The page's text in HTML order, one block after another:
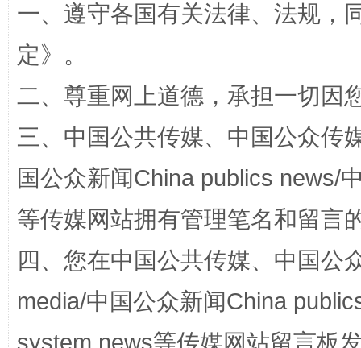
一、遵守各国有关法律、法规，
定》。
二、尊重网上道德，承担一切因
三、中国公共传媒、中国公众传
国公众新闻China publics news/
等传媒网站拥有管理笔名和留言
四、您在中国公共传媒、中国公
media/中国公众新闻China
system news等传媒网站留言板